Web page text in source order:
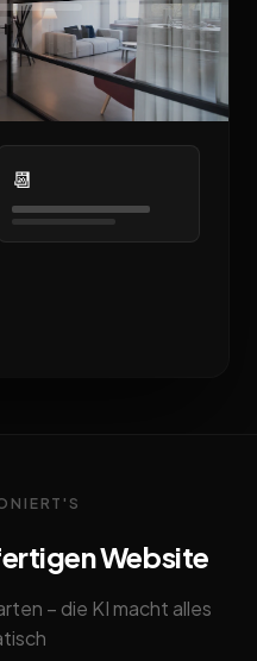
📆
Website
– die KI macht alles